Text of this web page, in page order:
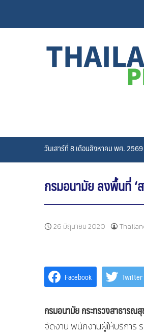
content
วันเสาร์ที่ 8 เดือนสิงหาคม พศ. 2569
กรมอนามัย ลงพื้นที่ ‘
26 มิถุนายน 2020
Facebook Twitter
กรมอนามัย กระทรวงสาธารณ
จัดงาน พนักงานผู้ให้บริการ